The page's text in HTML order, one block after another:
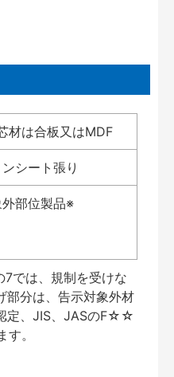
材は合板又はMDF
シート張り
部位製品※
では、規制を受けな
部分は、告示対象外材
定、JIS、JASのF☆☆
。